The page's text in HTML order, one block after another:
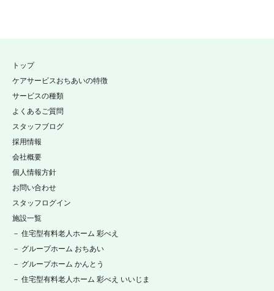
トップ
ケアサービスおちあいの特徴
サービスの種類
よくあるご質問
スタッフブログ
採用情報
施設一覧
－ 住宅型有料老人ホーム 彩べえ
－ グループホーム おちあい
－ グループホーム かんとう
－ 住宅型有料老人ホーム 彩べえ いいじま
会社概要
個人情報方針
お問い合わせ
スタッフログイン